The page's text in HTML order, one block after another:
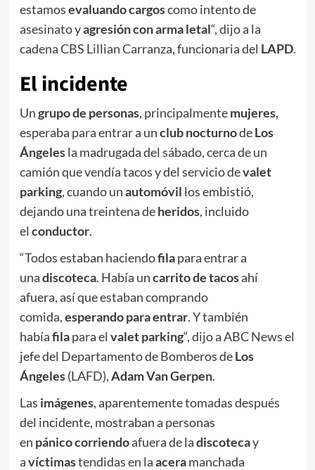
estamosevaluando cargoscomo intento de
asesinato yagresión con arma letal“, dijo a la
cadena CBS Lillian Carranza, funcionaria del LAPD.
El incidente
Ungrupo de personas, principalmentemujeres,
esperaba para entrar a unclub nocturnodeLos
Ángelesla madrugada del sábado, cerca de un
camión que vendía tacos y del servicio devalet
parking, cuando unautomóvil los embistió,
dejando una treintena deheridos, incluido
el conductor.
“Todos estaban haciendofilapara entrar a
unadiscoteca. Había uncarrito de tacosahí
afuera, así que estaban comprando
comida,esperando para entrar. Y también
habíafilapara el valet parking“, dijo a ABC News el
jefe del Departamento de Bomberos deLos
Ángeles(LAFD),Adam Van Gerpen.
Las imágenes, aparentemente tomadas después
del incidente, mostraban a personas
en pánicocorriendoafuera de ladiscotecay
avíctimastendidas en laaceramanchada